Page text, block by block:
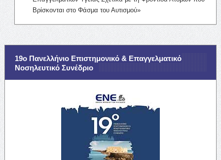
Βρίσκονται στο Φάσμα του Αυτισμού»
19ο Πανελλήνιο Επιστημονικό & Επαγγελματικό
Νοσηλευτικό Συνέδριο